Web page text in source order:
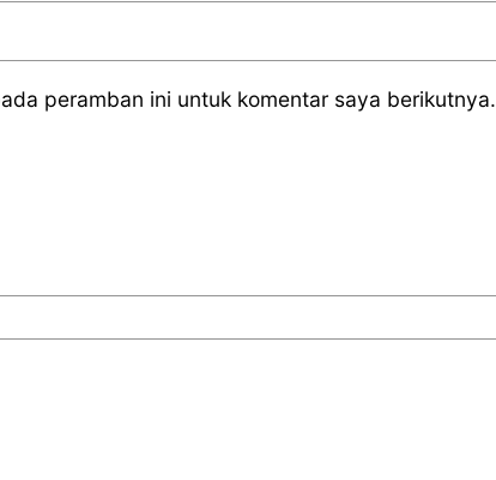
peramban ini untuk komentar saya berikutnya.